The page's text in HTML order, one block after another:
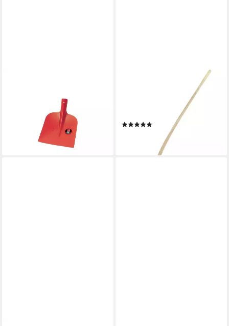
Schaufel Gr. 2 DP 3/4
lieferbar - in 3-4 Werktagen bei dir
Schaufel Freund Victoria
Standard Holsteiner Schaufel
lieferbar - in 4-5 Werktagen bei dir